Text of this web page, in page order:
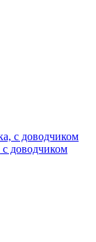
доводчиком